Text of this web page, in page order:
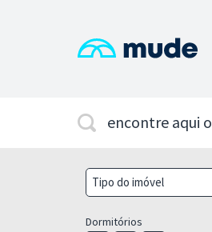
encontre aqui o
Tipo do imóvel
Dormitórios